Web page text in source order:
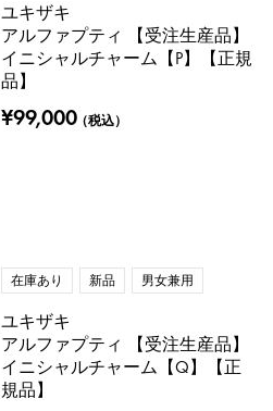
ユキザキ
アルファプティ 【受注生産品】
イニシャルチャーム【P】【正規
品】
¥99,000（税込）
在庫あり 新品 男女兼用
ユキザキ
アルファプティ 【受注生産品】
イニシャルチャーム【Q】【正
規品】